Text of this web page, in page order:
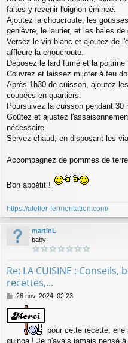
faites-y revenir l'oignon émincé.
Ajoutez la choucroute, les
genièvre, le laurier, et les baies de
Versez le vin blanc et ajoutez de
affleure la choucroute.
Déposez le lard fumé et la poitrine
Couvrez et laissez mijoter à feu
Après 1h30 de cuisson, ajoutez
coupées en quartiers.
Poursuivez la cuisson pendant 30
Goûtez et ajustez
nécessaire.
Servez chaud, en disposant les
Accompagnez de pommes de
Bon appétit !
https://atelier-fermentation.com/
martinL
baby
Re: LA CUISINE :
recettes,...
M
s
s
g
26 nov. 2024, 02:23
pour cette recette, elle
quinoa ! Je n'avais jamais pensé